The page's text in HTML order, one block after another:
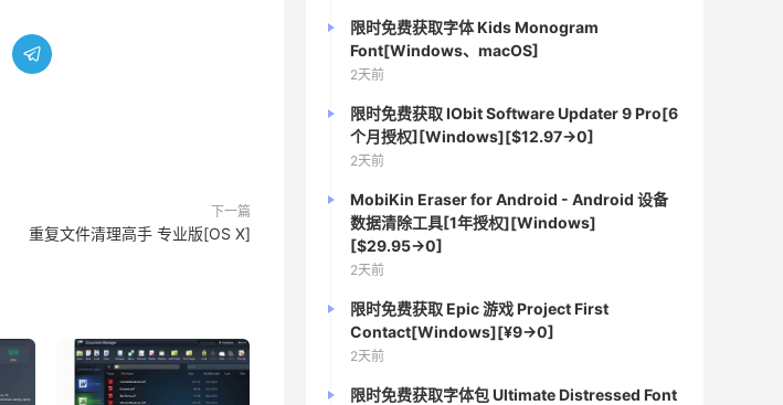

下一篇
重复文件清理高手 专业版[OS X]
限时免费获取字体 Kids Monogram
Font[Windows、macOS]
2天前
限时免费获取 IObit Software Updater 9 Pro[6
个月授权][Windows][$12.97→0]
2天前
MobiKin Eraser for Android - Android 设备
数据清除工具[1年授权][Windows]
[$29.95→0]
2天前
限时免费获取 Epic 游戏 Project First
Contact[Windows][¥9→0]
2天前
限时免费获取字体包 Ultimate Distressed Font